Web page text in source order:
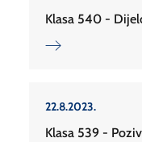
Klasa 540 -
22.8.2023.
Klasa 539 -